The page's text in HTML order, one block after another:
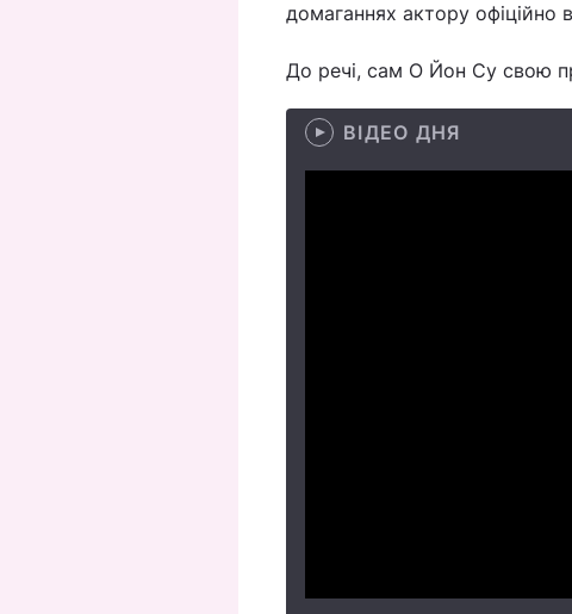
домаганнях актору офіційно
До речі, сам О Йон Су свою
ВІДЕО ДНЯ